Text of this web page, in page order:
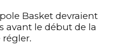
Basket devraient
avant le début de la
régler.